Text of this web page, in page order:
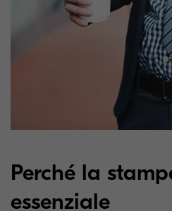
Perché la
essenziale